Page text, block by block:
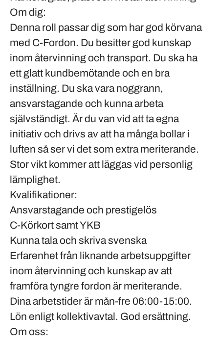
Om dig:
Denna roll passar dig som har god körvana
med C-Fordon. Du besitter god kunskap
inom återvinning och transport. Du ska ha
ett glatt kundbemötande och en bra
inställning. Du ska vara noggrann,
ansvarstagande och kunna arbeta
självständigt. Är du van vid att ta egna
initiativ och drivs av att ha många bollar i
luften så ser vi det som extra meriterande.
Stor vikt kommer att läggas vid personlig
lämplighet.
Kvalifikationer:
Ansvarstagande och prestigelös
C-Körkort samt YKB
Kunna tala och skriva svenska
Erfarenhet från liknande arbetsuppgifter
inom återvinning och kunskap av att
framföra tyngre fordon är meriterande.
Dina arbetstider är mån-fre 06:00-15:00.
Lön enligt kollektivavtal . God ersättning.
Om oss: